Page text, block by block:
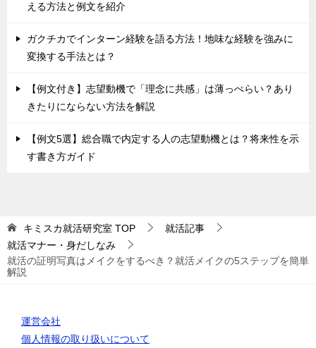
える方法と例文を紹介
ガクチカでインターン経験を語る方法！地味な経験を強みに
変換する手法とは？
【例文付き】志望動機で「理念に共感」は薄っぺらい？あり
きたりにならない方法を解説
【例文5選】総合職で内定する人の志望動機とは？将来性を示
す書き方ガイド
キミスカ就活研究室 TOP
就活記事
就活マナー・身だしなみ
就活の証明写真はメイクをするべき？就活メイクの5ステップを簡単
解説
運営会社
個人情報の取り扱いについて